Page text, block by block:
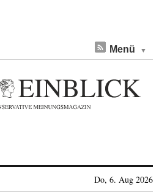
Menü
Do, 6. Aug 2026